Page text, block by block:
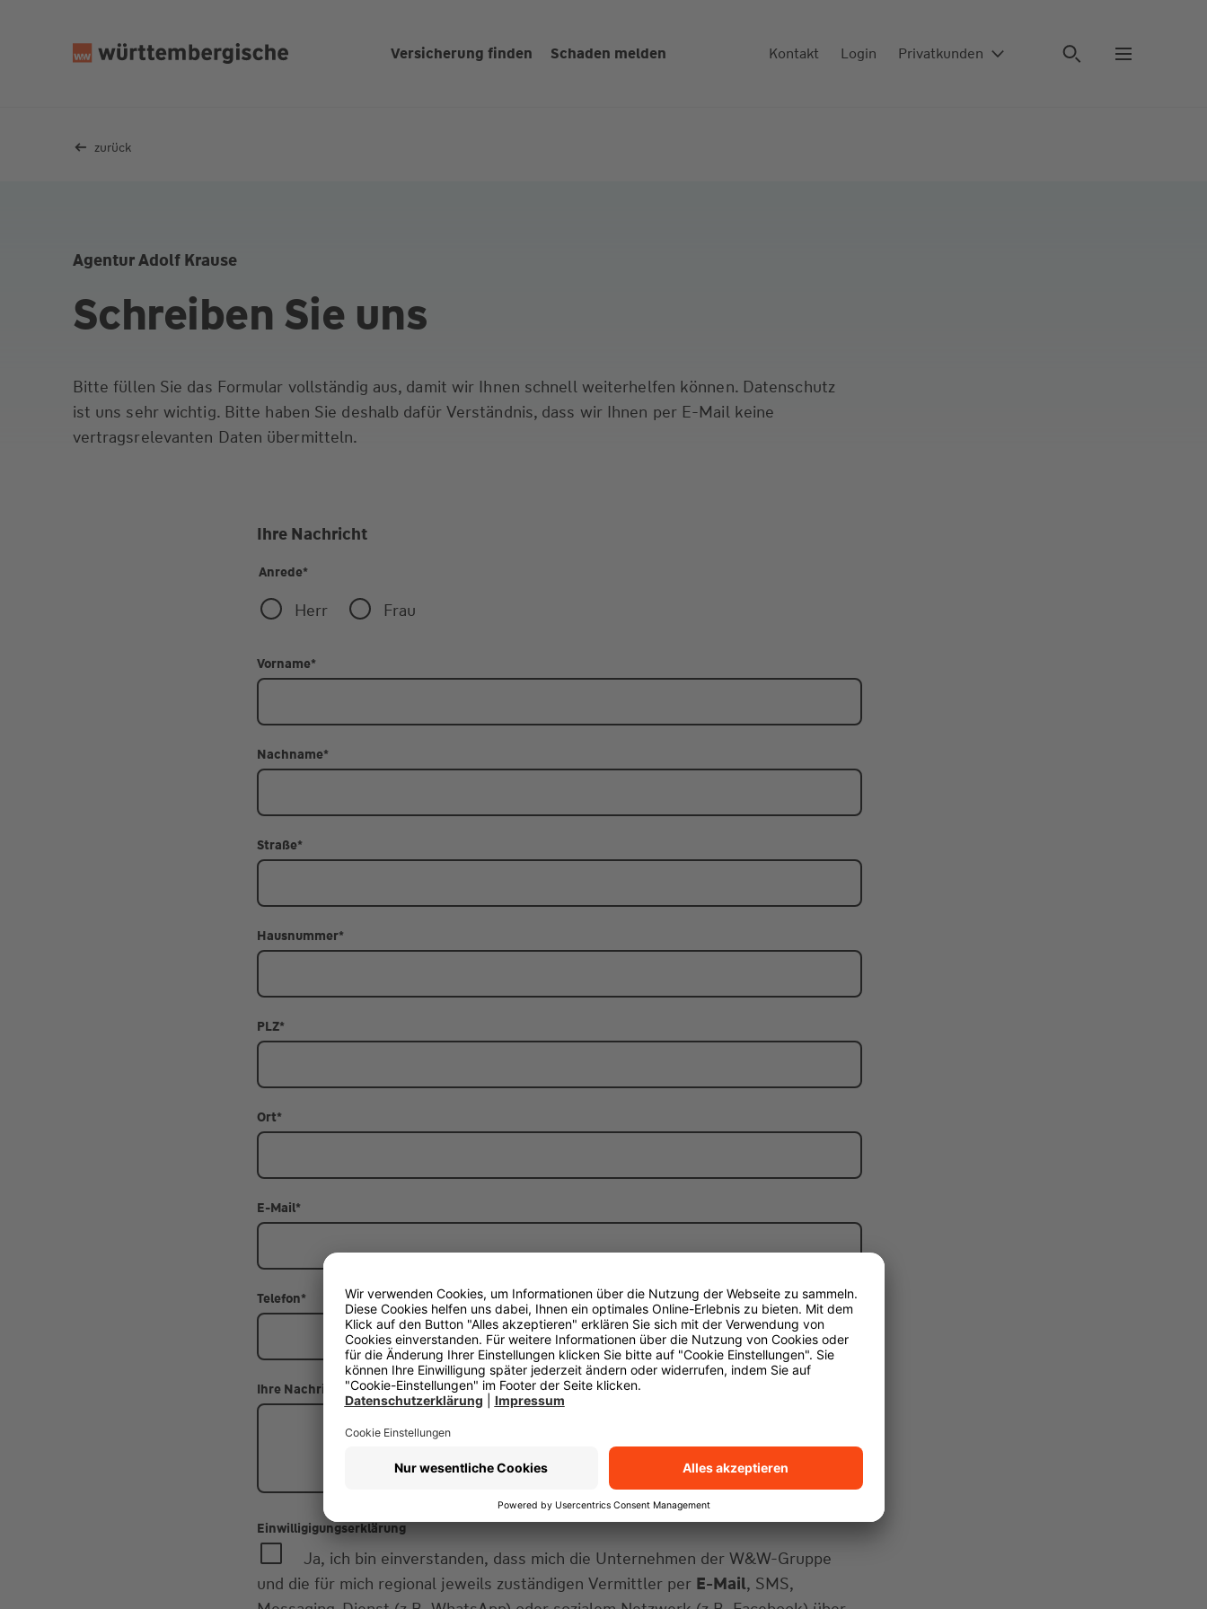
Versicherung finden Schaden melden Kontakt Login Privatkunden
zurück
Agentur Adolf Krause
Schreiben Sie uns
Bitte füllen Sie das Formular vollständig aus, damit wir Ihnen schnell weiterhelfen können. Datenschutz
ist uns sehr wichtig. Bitte haben Sie deshalb dafür Verständnis, dass wir Ihnen per E-Mail keine
vertragsrelevanten Daten übermitteln.
Ihre Nachricht
Anrede*
Herr Frau
Vorname*
Nachname*
Straße*
Hausnummer*
PLZ*
Ort*
E-Mail*
Telefon*
Ihre Nachricht
Einwilligigungserklärung
Ja, ich bin einverstanden, dass mich die Unternehmen der W&W-Gruppe
und die für mich regional jeweils zuständigen Vermittler per E-Mail, SMS,